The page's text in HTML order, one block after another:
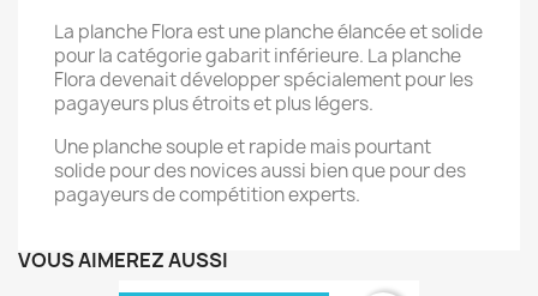
La planche Flora est une planche élancée et solide
pour la catégorie gabarit inférieure. La planche
Flora devenait développer spécialement pour les
pagayeurs plus étroits et plus légers.
Une planche souple et rapide mais pourtant
solide pour des novices aussi bien que pour des
pagayeurs de compétition experts.
VOUS AIMEREZ AUSSI